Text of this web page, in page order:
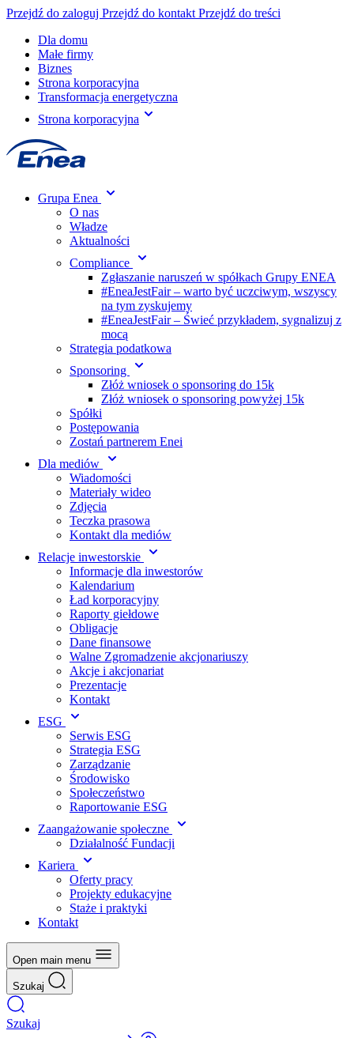
Przejdź do zaloguj Przejdź do kontakt Przejdź do treści
Dla domu
Małe firmy
Biznes
Strona korporacyjna
Transformacja energetyczna
Strona korporacyjna
Grupa Enea
O nas
Władze
Aktualności
Compliance
Zgłaszanie naruszeń w spółkach Grupy ENEA
#EneaJestFair – warto być uczciwym, wszyscy
na tym zyskujemy
#EneaJestFair – Świeć przykładem, sygnalizuj z
mocą
Strategia podatkowa
Sponsoring
Złóż wniosek o sponsoring do 15k
Złóż wniosek o sponsoring powyżej 15k
Spółki
Postępowania
Zostań partnerem Enei
Dla mediów
Wiadomości
Materiały wideo
Zdjęcia
Teczka prasowa
Kontakt dla mediów
Relacje inwestorskie
Informacje dla inwestorów
Kalendarium
Ład korporacyjny
Raporty giełdowe
Obligacje
Dane finansowe
Walne Zgromadzenie akcjonariuszy
Akcje i akcjonariat
Prezentacje
Kontakt
ESG
Serwis ESG
Strategia ESG
Zarządzanie
Środowisko
Społeczeństwo
Raportowanie ESG
Zaangażowanie społeczne
Działalność Fundacji
Kariera
Oferty pracy
Projekty edukacyjne
Staże i praktyki
Kontakt
Open main menu
Szukaj
Szukaj